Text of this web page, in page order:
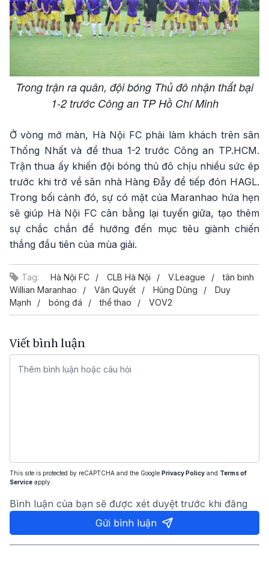
Trong trận ra quân, đội bóng Thủ đô nhận thất bại
1-2 trước Công an TP Hồ Chí Minh
Ở vòng mở màn, Hà Nội FC phải làm khách trên sân
Thống Nhất và để thua 1-2 trước Công an TP.HCM.
Trận thua ấy khiến đội bóng thủ đô chịu nhiều sức ép
trước khi trở về sân nhà Hàng Đẫy để tiếp đón HAGL.
Trong bối cảnh đó, sự có mặt của Maranhao hứa hẹn
sẽ giúp Hà Nội FC cân bằng lại tuyến giữa, tạo thêm
sự chắc chắn để hướng đến mục tiêu giành chiến
thắng đầu tiên của mùa giải.
Tag: Hà Nội FC CLB Hà Nội V.League
tân binh
Willian Maranhao
Văn Quyết Hùng Dũng
Duy
Mạnh
bóng đá thể thao VOV2
Viết bình luận
This site is protected by reCAPTCHA and the Google Privacy Policy and Terms of
Service apply.
Bình luận của bạn sẽ được xét duyệt trước khi đăng
Gửi bình luận